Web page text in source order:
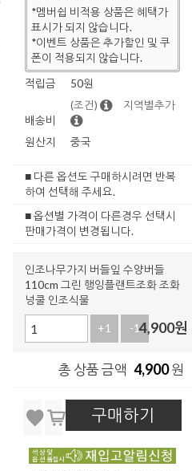
*멤버쉽 비적용 상품은 혜택가
표시가 되지 않습니다.
*이벤트 상품은 추가할인 및 쿠
폰이 적용되지 않습니다.
적립금
50원
배송비
(조건) 지역별추가
원산지 중국
■ 다른 옵션도 구매하시려면 반복
하여 선택해 주세요.
■ 옵션별 가격이 다른경우 선택시
판매가격이 변경됩니다.
인조나무가지 버들잎 수양버들
110cm 그린 행잉플랜트조화 조화
넝쿨 인조식물
+1 -14,900원
총 상품 금액 4,900원
구매하기